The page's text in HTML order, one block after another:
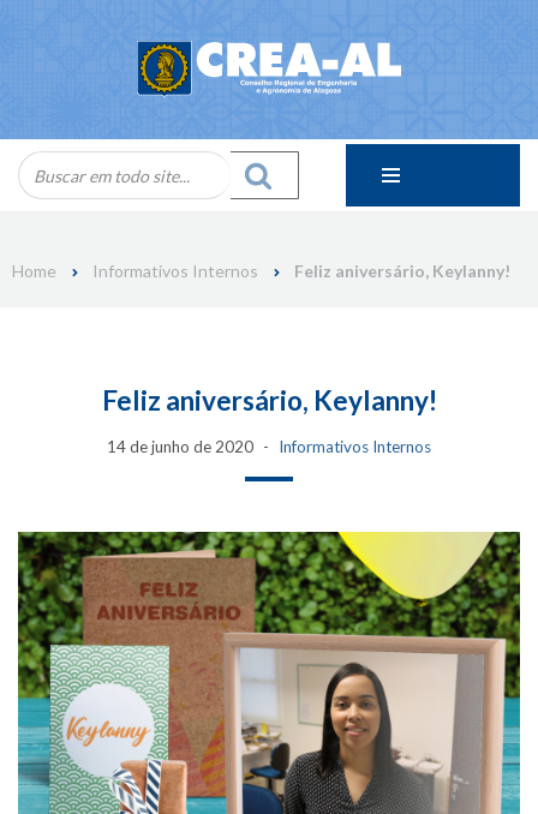
Home Informativos Internos Feliz aniversário, Keylanny!
Feliz aniversário, Keylanny!
14 de junho de 2020 Informativos Internos